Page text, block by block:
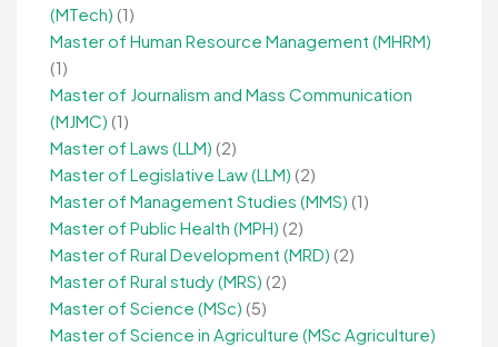
(MTech) (1)
Master of Human Resource Management (MHRM)
(1)
Master of Journalism and Mass Communication
(MJMC) (1)
Master of Laws (LLM) (2)
Master of Legislative Law (LLM) (2)
Master of Management Studies (MMS) (1)
Master of Public Health (MPH) (2)
Master of Rural Development (MRD) (2)
Master of Rural study (MRS) (2)
Master of Science (MSc) (5)
Master of Science in Agriculture (MSc Agriculture)